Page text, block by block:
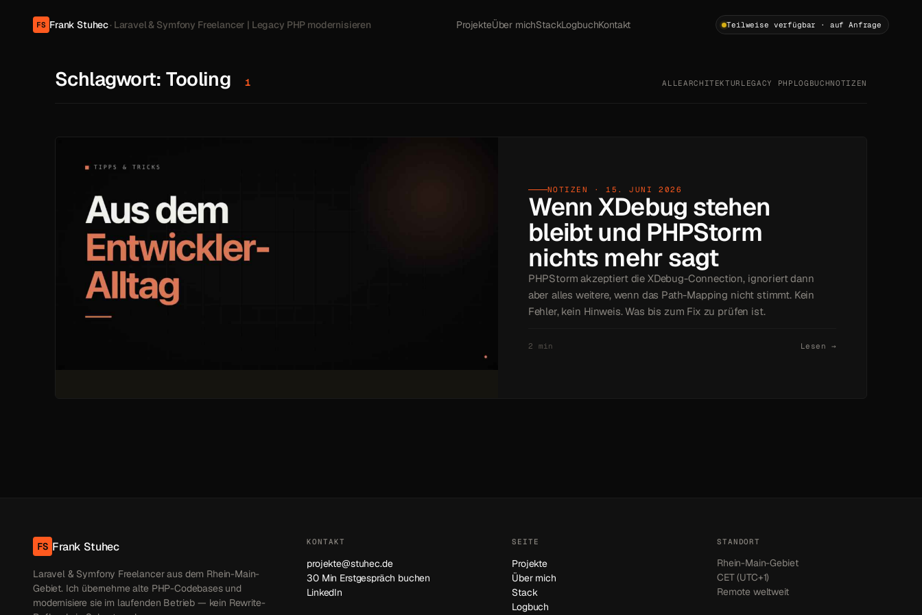
FS Frank Stuhec· Laravel & Symfony Freelancer | Legacy PHP modernisieren ProjekteÜber michStackLogbuchKontakt Teilweise verfügbar · auf Anfrage
Schlagwort:Tooling 1 ALLEARCHITEKTUR LEGACY PHP LOGBUCHNOTIZEN
NOTIZEN · 15. JUNI 2026
Wenn XDebug stehen
bleibt und PHPStorm
nichts mehr sagt
PHPStorm akzeptiert die XDebug-Connection, ignoriert dann
aber alles weitere, wenn das Path-Mapping nicht stimmt. Kein
Fehler, kein Hinweis. Was bis zum Fix zu prüfen ist.
2 min Lesen →
FS Frank Stuhec
Laravel & Symfony Freelancer aus dem Rhein-Main-
Gebiet. Ich übernehme alte PHP-Codebases und
modernisiere sie im laufenden Betrieb — kein Rewrite-
KONTAKT
projekte@stuhec.de
30 Min Erstgespräch buchen
LinkedIn
SEITE
Projekte
Über mich
Stack
Logbuch
STANDORT
Rhein-Main-Gebiet
CET (UTC+1)
Remote weltweit